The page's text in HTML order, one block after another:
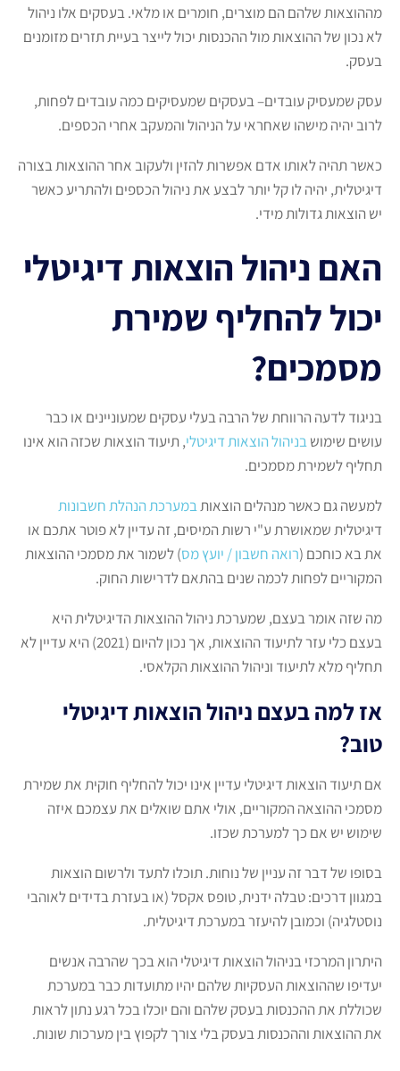
מההוצאות שלהם הם מוצרים, חומרים או מלאי. בעסקים אלו ניהול
לא נכון של ההוצאות מול ההכנסות יכול לייצר בעיית תזרים מזומנים
בעסק.
עסק שמעסיק עובדים– בעסקים שמעסיקים כמה עובדים לפחות,
לרוב יהיה מישהו שאחראי על הניהול והמעקב אחרי הכספים.
כאשר תהיה לאותו אדם אפשרות להזין ולעקוב אחר ההוצאות בצורה
דיגיטלית, יהיה לו קל יותר לבצע את ניהול הכספים ולהתריע כאשר
יש הוצאות גדולות מידי.
האם ניהול הוצאות דיגיטלי
יכול להחליף שמירת
מסמכים?
בניגוד לדעה הרווחת של הרבה בעלי עסקים שמעוניינים או כבר
עושים שימושבניהול הוצאות דיגיטלי, תיעוד הוצאות שכזה הוא אינו
תחליף לשמירת מסמכים.
למעשה גם כאשר מנהלים הוצאותבמערכת הנהלת חשבונות
דיגיטלית שמאושרת ע"י רשות המיסים, זה עדיין לא פוטר אתכם או
את בא כוחכם (רואה חשבון / יועץ מס) לשמור את מסמכי ההוצאות
המקוריים לפחות לכמה שנים בהתאם לדרישות החוק.
מה שזה אומר בעצם, שמערכת ניהול ההוצאות הדיגיטלית היא
בעצם כלי עזר לתיעוד ההוצאות, אך נכון להיום (2021) היא עדיין לא
תחליף מלא לתיעוד וניהול ההוצאות הקלאסי.
אז למה בעצם ניהול הוצאות דיגיטלי
טוב?
אם תיעוד הוצאות דיגיטלי עדיין אינו יכול להחליף חוקית את שמירת
מסמכי ההוצאה המקוריים, אולי אתם שואלים את עצמכם איזה
שימוש יש אם כך למערכת שכזו.
בסופו של דבר זה עניין של נוחות. תוכלו לתעד ולרשום הוצאות
במגוון דרכים: טבלה ידנית, טופס אקסל (או בעזרת בדידים לאוהבי
נוסטלגיה) וכמובן להיעזר במערכת דיגיטלית.
היתרון המרכזי בניהול הוצאות דיגיטלי הוא בכך שהרבה אנשים
יעדיפו שההוצאות העסקיות שלהם יהיו מתועדות כבר במערכת
שכוללת את ההכנסות בעסק שלהם והם יוכלו בכל רגע נתון לראות
את ההוצאות וההכנסות בעסק בלי צורך לקפוץ בין מערכות שונות.